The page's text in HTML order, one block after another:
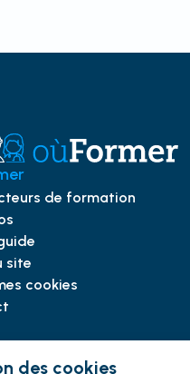
de formation
site
cookies
des cookies